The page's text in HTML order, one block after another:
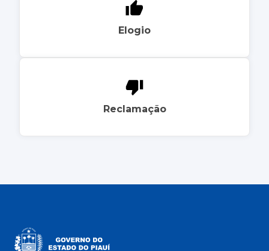
Elogio
Reclamação